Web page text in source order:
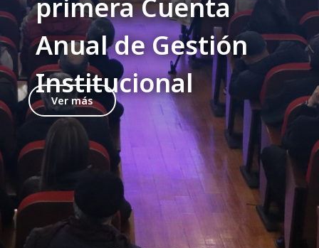
primera Cuenta
Anual de Gestión
Institucional
Ver más